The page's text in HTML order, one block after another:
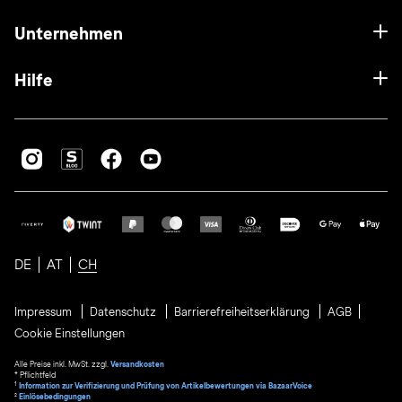
Unternehmen
Hilfe
DE AT CH
Impressum Datenschutz Barrierefreiheitserklärung
AGB
Cookie Einstellungen
Alle Preise inkl. MwSt. zzgl. Versandkosten
* Pflichtfeld
1
Information zur Verifizierung und Prüfung von Artikelbewertungen via BazaarVoice
² Einlösebedingungen